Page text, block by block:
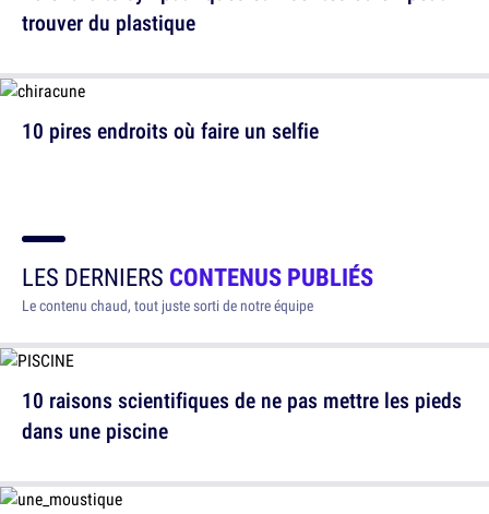
10 pires endroits où faire un selfie
trouver du plastique
LES DERNIERS CONTENUS PUBLIÉS
Le contenu chaud, tout juste sorti de notre équipe
10 raisons scientifiques de ne pas mettre les pieds
dans une piscine